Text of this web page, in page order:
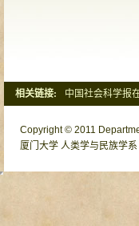
相关链接: 中国社会科学报
Copyright © 2011
厦门大学 人类学与民族学